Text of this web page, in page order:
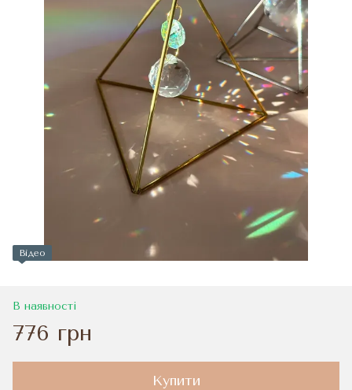
Відео
В наявності
776 грн
Купити